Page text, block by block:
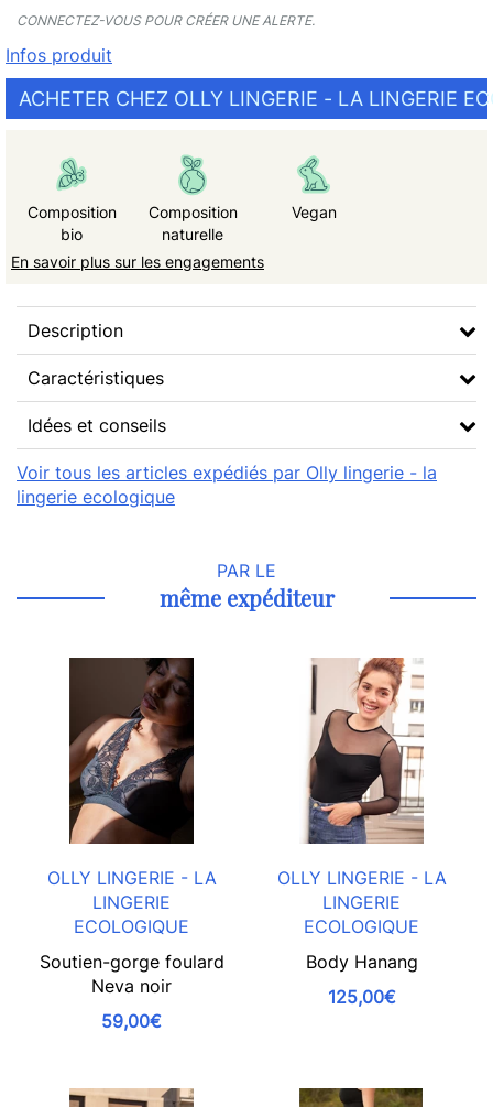
CONNECTEZ-VOUS POUR CRÉER UNE ALERTE.
Infos produit
ACHETER CHEZ OLLY LINGERIE - LA LINGERIE
Composition
bio
Composition
naturelle
Vegan
En savoir plus sur les engagements
Description
Caractéristiques
Idées et conseils
Voir tous les articles expédiés par Olly lingerie - la
lingerie ecologique
PAR LE
même expéditeur
OLLY LINGERIE - LA
LINGERIE
ECOLOGIQUE
Soutien-gorge foulard
Neva noir
59,00€
OLLY LINGERIE - LA
LINGERIE
ECOLOGIQUE
Body Hanang
125,00€